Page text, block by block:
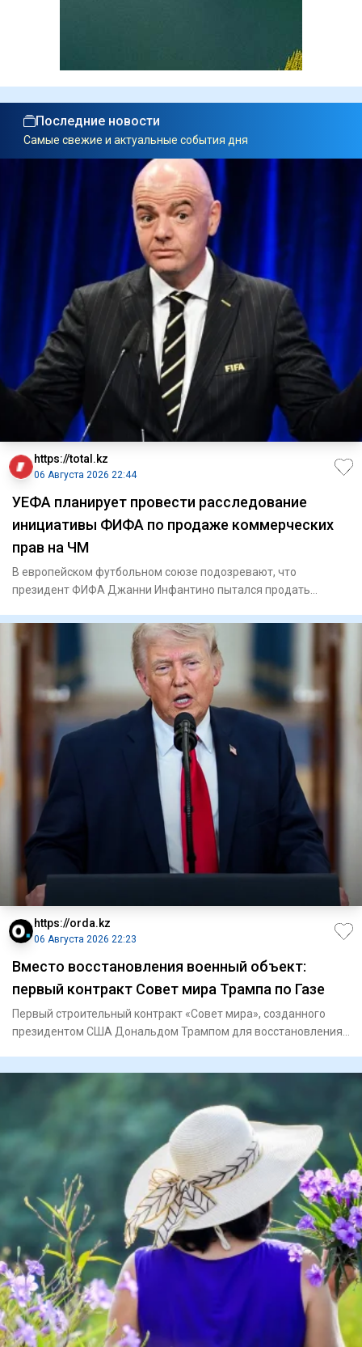
Последние новости
Самые свежие и актуальные события дня
https://total.kz
06 Августа 2026 22:44
УЕФА планирует провести расследование
инициативы ФИФА по продаже коммерческих
прав на ЧМ
В европейском футбольном союзе подозревают, что
президент ФИФА Джанни Инфантино пытался продать
https://orda.kz
06 Августа 2026 22:23
Вместо восстановления военный объект:
первый контракт Совет мира Трампа по Газе
Первый строительный контракт «Совет мира», созданного
президентом США Дональдом Трампом для восстановления